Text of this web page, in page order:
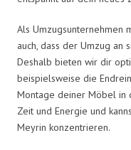
Als Umzugsunternehmen
auch, dass der Umzug an
Deshalb bieten wir dir
beispielsweise die
Montage deiner Möbel in
Zeit und Energie und
Meyrin konzentrieren.